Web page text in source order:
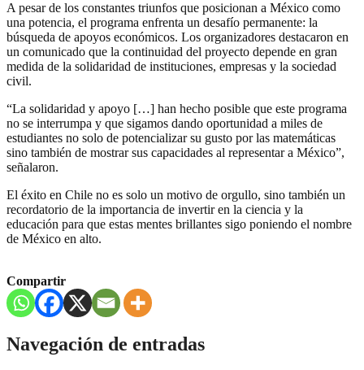
A pesar de los constantes triunfos que posicionan a México como
una potencia, el programa enfrenta un desafío permanente: la
búsqueda de apoyos económicos. Los organizadores destacaron en
un comunicado que la continuidad del proyecto depende en gran
medida de la solidaridad de instituciones, empresas y la sociedad
civil.
“La solidaridad y apoyo […] han hecho posible que este programa
no se interrumpa y que sigamos dando oportunidad a miles de
estudiantes no solo de potencializar su gusto por las matemáticas
sino también de mostrar sus capacidades al representar a México”,
señalaron.
El éxito en Chile no es solo un motivo de orgullo, sino también un
recordatorio de la importancia de invertir en la ciencia y la
educación para que estas mentes brillantes sigo poniendo el nombre
de México en alto.
Compartir
Navegación de entradas